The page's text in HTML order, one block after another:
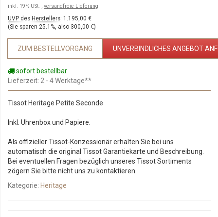
inkl. 19% USt. , versandfreie Lieferung
UVP des Herstellers: 1.195,00 €
(Sie sparen 25.1%, also 300,00 €)
ZUM BESTELLVORGANG UNVERBINDLICHES ANGEBOT
sofort bestellbar
Lieferzeit: 2 - 4 Werktage**
Tissot Heritage Petite Seconde
Inkl. Uhrenbox und Papiere.
Als offizieller Tissot-Konzessionär erhalten Sie bei uns
automatisch die original Tissot Garantiekarte und Beschreibung.
Bei eventuellen Fragen bezüglich unseres Tissot Sortiments
zögern Sie bitte nicht uns zu kontaktieren.
Kategorie: Heritage